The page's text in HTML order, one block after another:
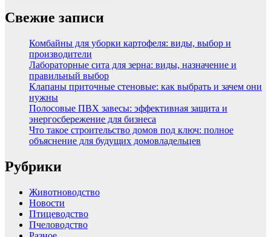
Свежие записи
Комбайны для уборки картофеля: виды, выбор и
производители
Лабораторные сита для зерна: виды, назначение и
правильный выбор
Клапаны приточные стеновые: как выбрать и зачем они
нужны
Полосовые ПВХ завесы: эффективная защита и
энергосбережение для бизнеса
Что такое строительство домов под ключ: полное
объяснение для будущих домовладельцев
Рубрики
Животноводство
Новости
Птицеводство
Пчеловодство